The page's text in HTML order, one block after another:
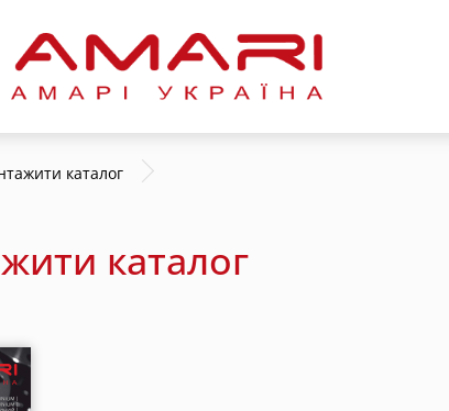
каталог
каталог